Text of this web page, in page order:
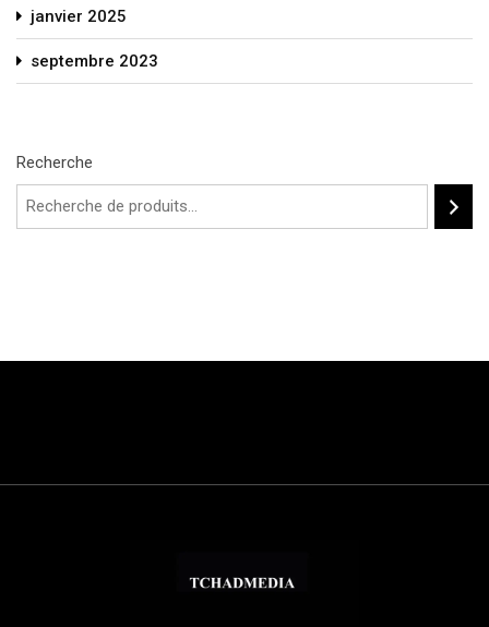
janvier 2025
septembre 2023
Recherche